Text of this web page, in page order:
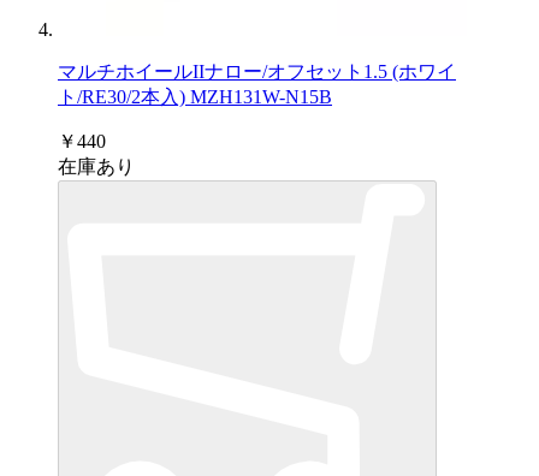
マルチホイールIIナロー/オフセット1.5 (ホワイ
ト/RE30/2本入) MZH131W-N15B
￥440
在庫あり